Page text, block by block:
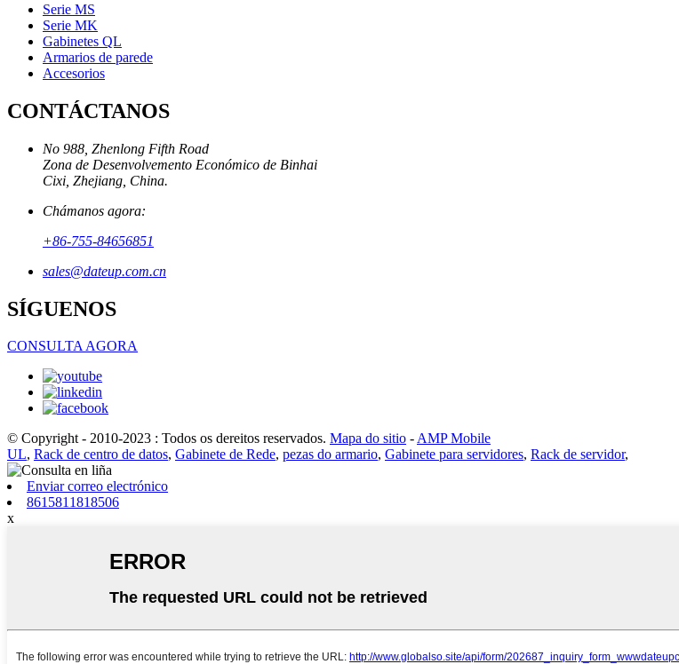
Serie MS
Serie MK
Gabinetes QL
Armarios de parede
Accesorios
CONTÁCTANOS
No 988, Zhenlong Fifth Road
Zona de Desenvolvemento Económico de Binhai
Cixi, Zhejiang, China.
Chámanos agora:
+86-755-84656851
sales@dateup.com.cn
SÍGUENOS
CONSULTA AGORA
© Copyright - 2010-2023 : Todos os dereitos reservados. Mapa do sitio -AMP Mobile
UL, Rack de centro de datos, Gabinete de Rede, pezas do armario, Gabinete para servidores, Rack de servidor,
Enviar correo electrónico
8615811818506
x